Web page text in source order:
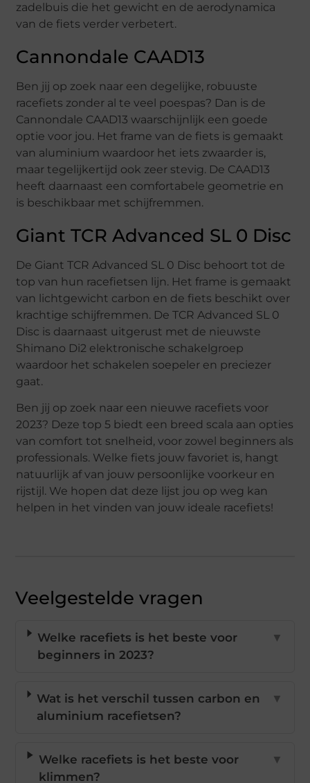
zadelbuis die het gewicht en de aerodynamica
van de fiets verder verbetert.
Cannondale CAAD13
Ben jij op zoek naar een degelijke, robuuste
racefiets zonder al te veel poespas? Dan is de
Cannondale CAAD13 waarschijnlijk een goede
optie voor jou. Het frame van de fiets is gemaakt
van aluminium waardoor het iets zwaarder is,
maar tegelijkertijd ook zeer stevig. De CAAD13
heeft daarnaast een comfortabele geometrie en
is beschikbaar met schijfremmen.
Giant TCR Advanced SL 0 Disc
De Giant TCR Advanced SL 0 Disc behoort tot de
top van hun racefietsen lijn. Het frame is gemaakt
van lichtgewicht carbon en de fiets beschikt over
krachtige schijfremmen. De TCR Advanced SL 0
Disc is daarnaast uitgerust met de nieuwste
Shimano Di2 elektronische schakelgroep
waardoor het schakelen soepeler en preciezer
gaat.
Ben jij op zoek naar een nieuwe racefiets voor
2023? Deze top 5 biedt een breed scala aan opties
van comfort tot snelheid, voor zowel beginners als
professionals. Welke fiets jouw favoriet is, hangt
natuurlijk af van jouw persoonlijke voorkeur en
rijstijl. We hopen dat deze lijst jou op weg kan
helpen in het vinden van jouw ideale racefiets!
Veelgestelde vragen
Welke racefiets is het beste voor
beginners in 2023?
▼
Wat is het verschil tussen carbon en
aluminium racefietsen?
▼
Welke racefiets is het beste voor
klimmen?
▼